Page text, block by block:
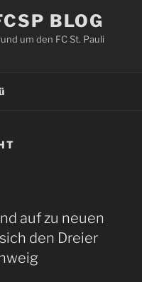
BLOG
um den FC St. Pauli
auf zu neuen
den Dreier